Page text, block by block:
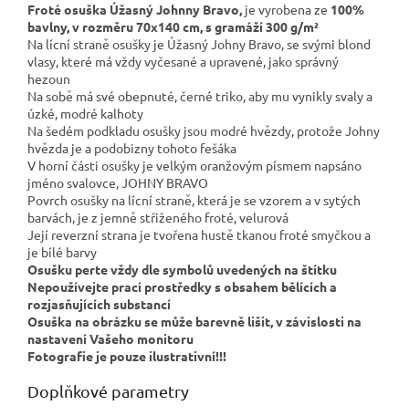
Froté osuška Úžasný Johnny Bravo, je vyrobena ze 100%
bavlny, v rozměru 70x140 cm, s gramáží 300 g/m²
Na lícní straně osušky je Úžasný Johny Bravo, se svými blond
vlasy, které má vždy vyčesané a upravené, jako správný
hezoun
Na sobě má své obepnuté, černé triko, aby mu vynikly svaly a
úzké, modré kalhoty
Na šedém podkladu osušky jsou modré hvězdy, protože Johny
hvězda je a podobizny tohoto fešáka
V horní části osušky je velkým oranžovým písmem napsáno
jméno svalovce, JOHNY BRAVO
Povrch osušky na lícní straně, která je se vzorem a v sytých
barvách, je z jemně střiženého froté, velurová
Její reverzní strana je tvořena hustě tkanou froté smyčkou a
je bílé barvy
Osušku perte vždy dle symbolů uvedených na štítku
Nepoužívejte prací prostředky s obsahem bělících a
rozjasňujících substancí
Osuška na obrázku se může barevně lišit, v závislosti na
nastavení Vašeho monitoru
Fotografie je pouze ilustrativní!!!
Doplňkové parametry